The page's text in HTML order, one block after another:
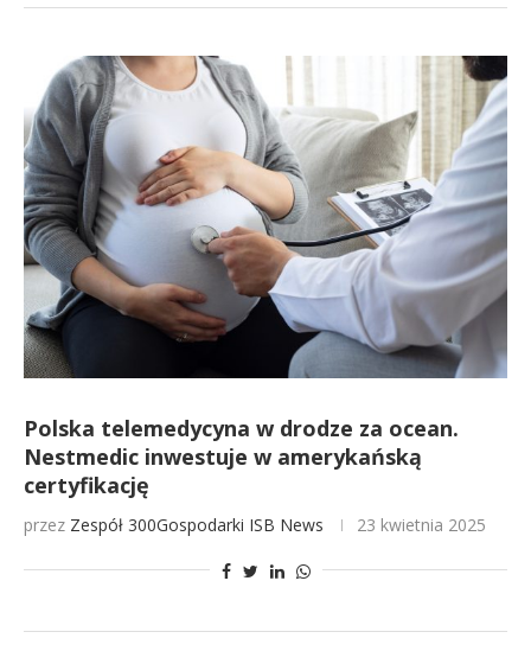
Polska telemedycyna w drodze za ocean.
Nestmedic inwestuje w amerykańską
certyfikację
przez Zespół 300Gospodarki ISB News 23 kwietnia 2025